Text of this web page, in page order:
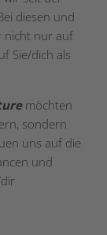
diesen und
nicht nur auf
Sie/dich als
möchten
sondern
uns auf die
und